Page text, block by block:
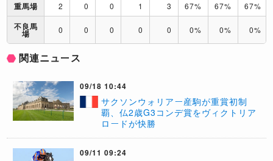
重馬場 2 0 0 1 3 67% 67% 67%
不良馬
場 0 0 0 0 0 0% 0% 0%
関連ニュース
09/18 10:44
サクソンウォリアー産駒が重賞初制
覇、仏2歳G3コンデ賞をヴィクトリア
ロードが快勝
09/11 09:24